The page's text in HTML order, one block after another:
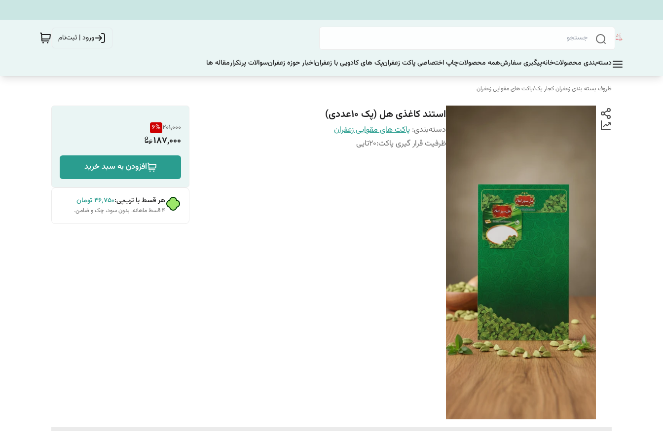
ورود | ثبت‌نام
دسته‌بندی محصولاتخانهپیگیری سفارشهمه محصولاتچاپ اختصاصی پاکت زعفرانپک های کادویی با زعفراناخبار حوزه زعفرانسوالات پرتکرارمقاله ها
ظروف بسته بندی زعفران کجار پک/پاکت های مقوایی زعفران
استند کاغذی هل (پک 10عددی)
دسته‌بندی: پاکت های مقوایی زعفران
ظرفیت قرار گیری پاکت:20تایی
201,000
6%
187,000
افزودن به سبد خرید
هر قسط با ترب‌پی:۴۶٬۷۵۰تومان
۴ قسط ماهانه. بدون سود، چک و ضامن.